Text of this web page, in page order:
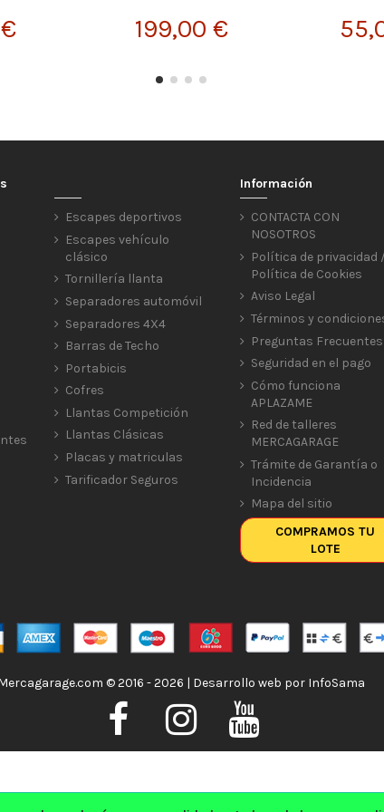
199,00 €
Escapes deportivos
Escapes vehículo
clásico
Tornillería llanta
Separadores automóvil
Separadores 4X4
Barras de Techo
Portabicis
Cofres
Llantas Competición
Llantas Clásicas
Placas y matriculas
Tarificador Seguros
Información
CONTACTA CON
NOSOTROS
Política de privacidad /
Política de Cookies
Aviso Legal
Términos y
Preguntas Frecuentes
Seguridad en el pago
Cómo funciona
APLAZAME
Red de talleres
MERCAGARAGE
Trámite de Garantía o
Incidencia
Mapa del sitio
COMPRAMOS TU
LOTE
© 2016 - 2026 | Desarrollo web por InfoSama